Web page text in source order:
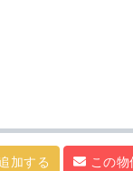
加する この